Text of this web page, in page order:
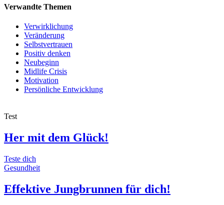
Verwandte Themen
Verwirklichung
Veränderung
Selbstvertrauen
Positiv denken
Neubeginn
Midlife Crisis
Motivation
Persönliche Entwicklung
Test
Her mit dem Glück!
Teste dich
Gesundheit
Effektive Jungbrunnen für dich!